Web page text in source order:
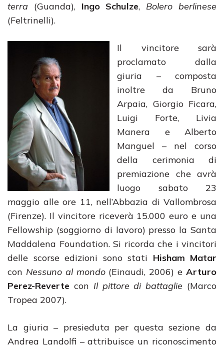
terra (Guanda), Ingo Schulze, Bolero berlinese
(Feltrinelli).
Il vincitore sarà
proclamato dalla
giuria – composta
inoltre da Bruno
Arpaia, Giorgio Ficara,
Luigi Forte, Livia
Manera e Alberto
Manguel – nel corso
della cerimonia di
premiazione che avrà
luogo sabato 23
maggio alle ore 11, nell’Abbazia di Vallombrosa
(Firenze). Il vincitore riceverà 15.000 euro e una
Fellowship (soggiorno di lavoro) presso la Santa
Maddalena Foundation. Si ricorda che i vincitori
delle scorse edizioni sono stati Hisham Matar
con Nessuno al mondo(Einaudi, 2006) eArturo
Perez-Reverte con Il pittore di battaglie (Marco
Tropea 2007).
La giuria – presieduta per questa sezione da
Andrea Landolfi – attribuisce un riconoscimento